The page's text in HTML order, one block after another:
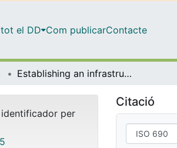
el DD Com publicarContacte
Establishing an infrastructure for collaboration in primate cognition research
per
Citació